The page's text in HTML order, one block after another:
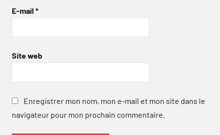
E-mail *
Site web
Enregistrer mon nom, mon e-mail et mon site dans le
navigateur pour mon prochain commentaire.